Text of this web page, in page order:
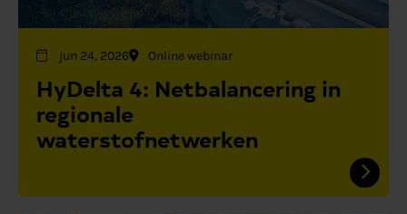
jun 24, 2026 Online webinar
HyDelta 4: Netbalancering in
regionale
waterstofnetwerken